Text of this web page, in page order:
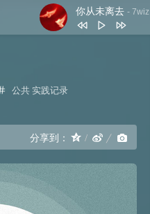
你从未离去 - 7wiz
3
5 谢谢你
分
公共实践记录
分享到：